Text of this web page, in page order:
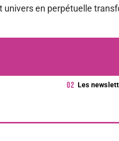
univers en perpétuelle
Les